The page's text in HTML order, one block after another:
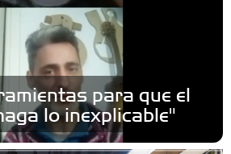
para que el
lo inexplicable"